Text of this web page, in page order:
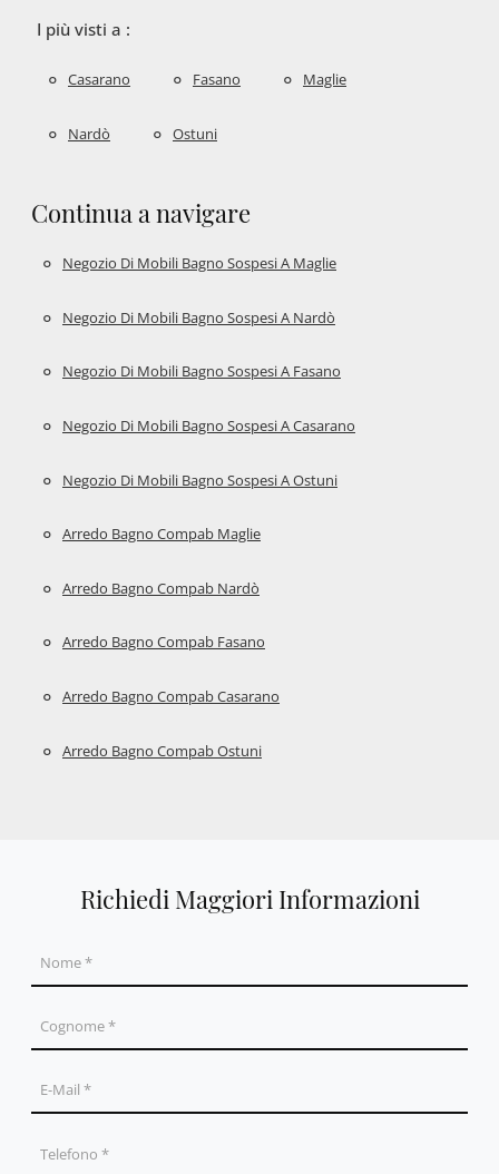
I più visti a :
Casarano Fasano Maglie
Nardò Ostuni
Continua a navigare
Negozio Di Mobili Bagno Sospesi A Maglie
Negozio Di Mobili Bagno Sospesi A Nardò
Negozio Di Mobili Bagno Sospesi A Fasano
Negozio Di Mobili Bagno Sospesi A Casarano
Negozio Di Mobili Bagno Sospesi A Ostuni
Arredo Bagno Compab Maglie
Arredo Bagno Compab Nardò
Arredo Bagno Compab Fasano
Arredo Bagno Compab Casarano
Arredo Bagno Compab Ostuni
Richiedi Maggiori Informazioni